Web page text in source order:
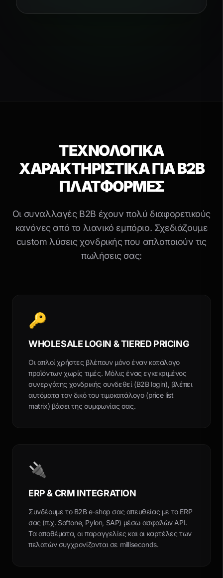
ΤΕΧΝΟΛΟΓΙΚΑ
ΧΑΡΑΚΤΗΡΙΣΤΙΚΑ ΓΙΑ B2B
ΠΛΑΤΦΟΡΜΕΣ
Οι συναλλαγές B2B έχουν πολύ διαφορετικούς
κανόνες από το λιανικό εμπόριο. Σχεδιάζουμε
custom λύσεις χονδρικής που απλοποιούν τις
πωλήσεις σας:
🔑
WHOLESALE LOGIN & TIERED PRICING
Οι απλοί χρήστες βλέπουν μόνο έναν κατάλογο
προϊόντων χωρίς τιμές. Μόλις ένας εγκεκριμένος
συνεργάτης χονδρικής συνδεθεί (B2B login), βλέπει
αυτόματα τον δικό του τιμοκατάλογο (price list
matrix) βάσει της συμφωνίας σας.
🔌
ERP & CRM INTEGRATION
Συνδέουμε το B2B e-shop σας απευθείας με το ERP
σας (π.χ. Softone, Pylon, SAP) μέσω ασφαλών API.
Τα αποθέματα, οι παραγγελίες και οι καρτέλες των
πελατών συγχρονίζονται σε milliseconds.